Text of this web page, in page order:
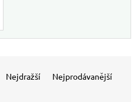
Nejdražší Nejprodávanější